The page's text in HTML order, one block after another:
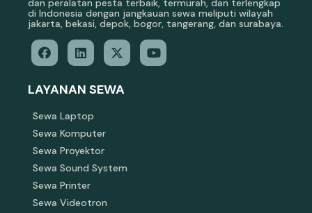
dan peralatan pesta terbaik, termurah, dan terlengkap
di Indonesia dengan jangkauan sewa meliputi wilayah
jakarta, bekasi, depok, bogor, tangerang, dan surabaya.
LAYANAN SEWA
Sewa Laptop
Sewa Komputer
Sewa Proyektor
Sewa Sound System
Sewa Printer
Sewa Videotron